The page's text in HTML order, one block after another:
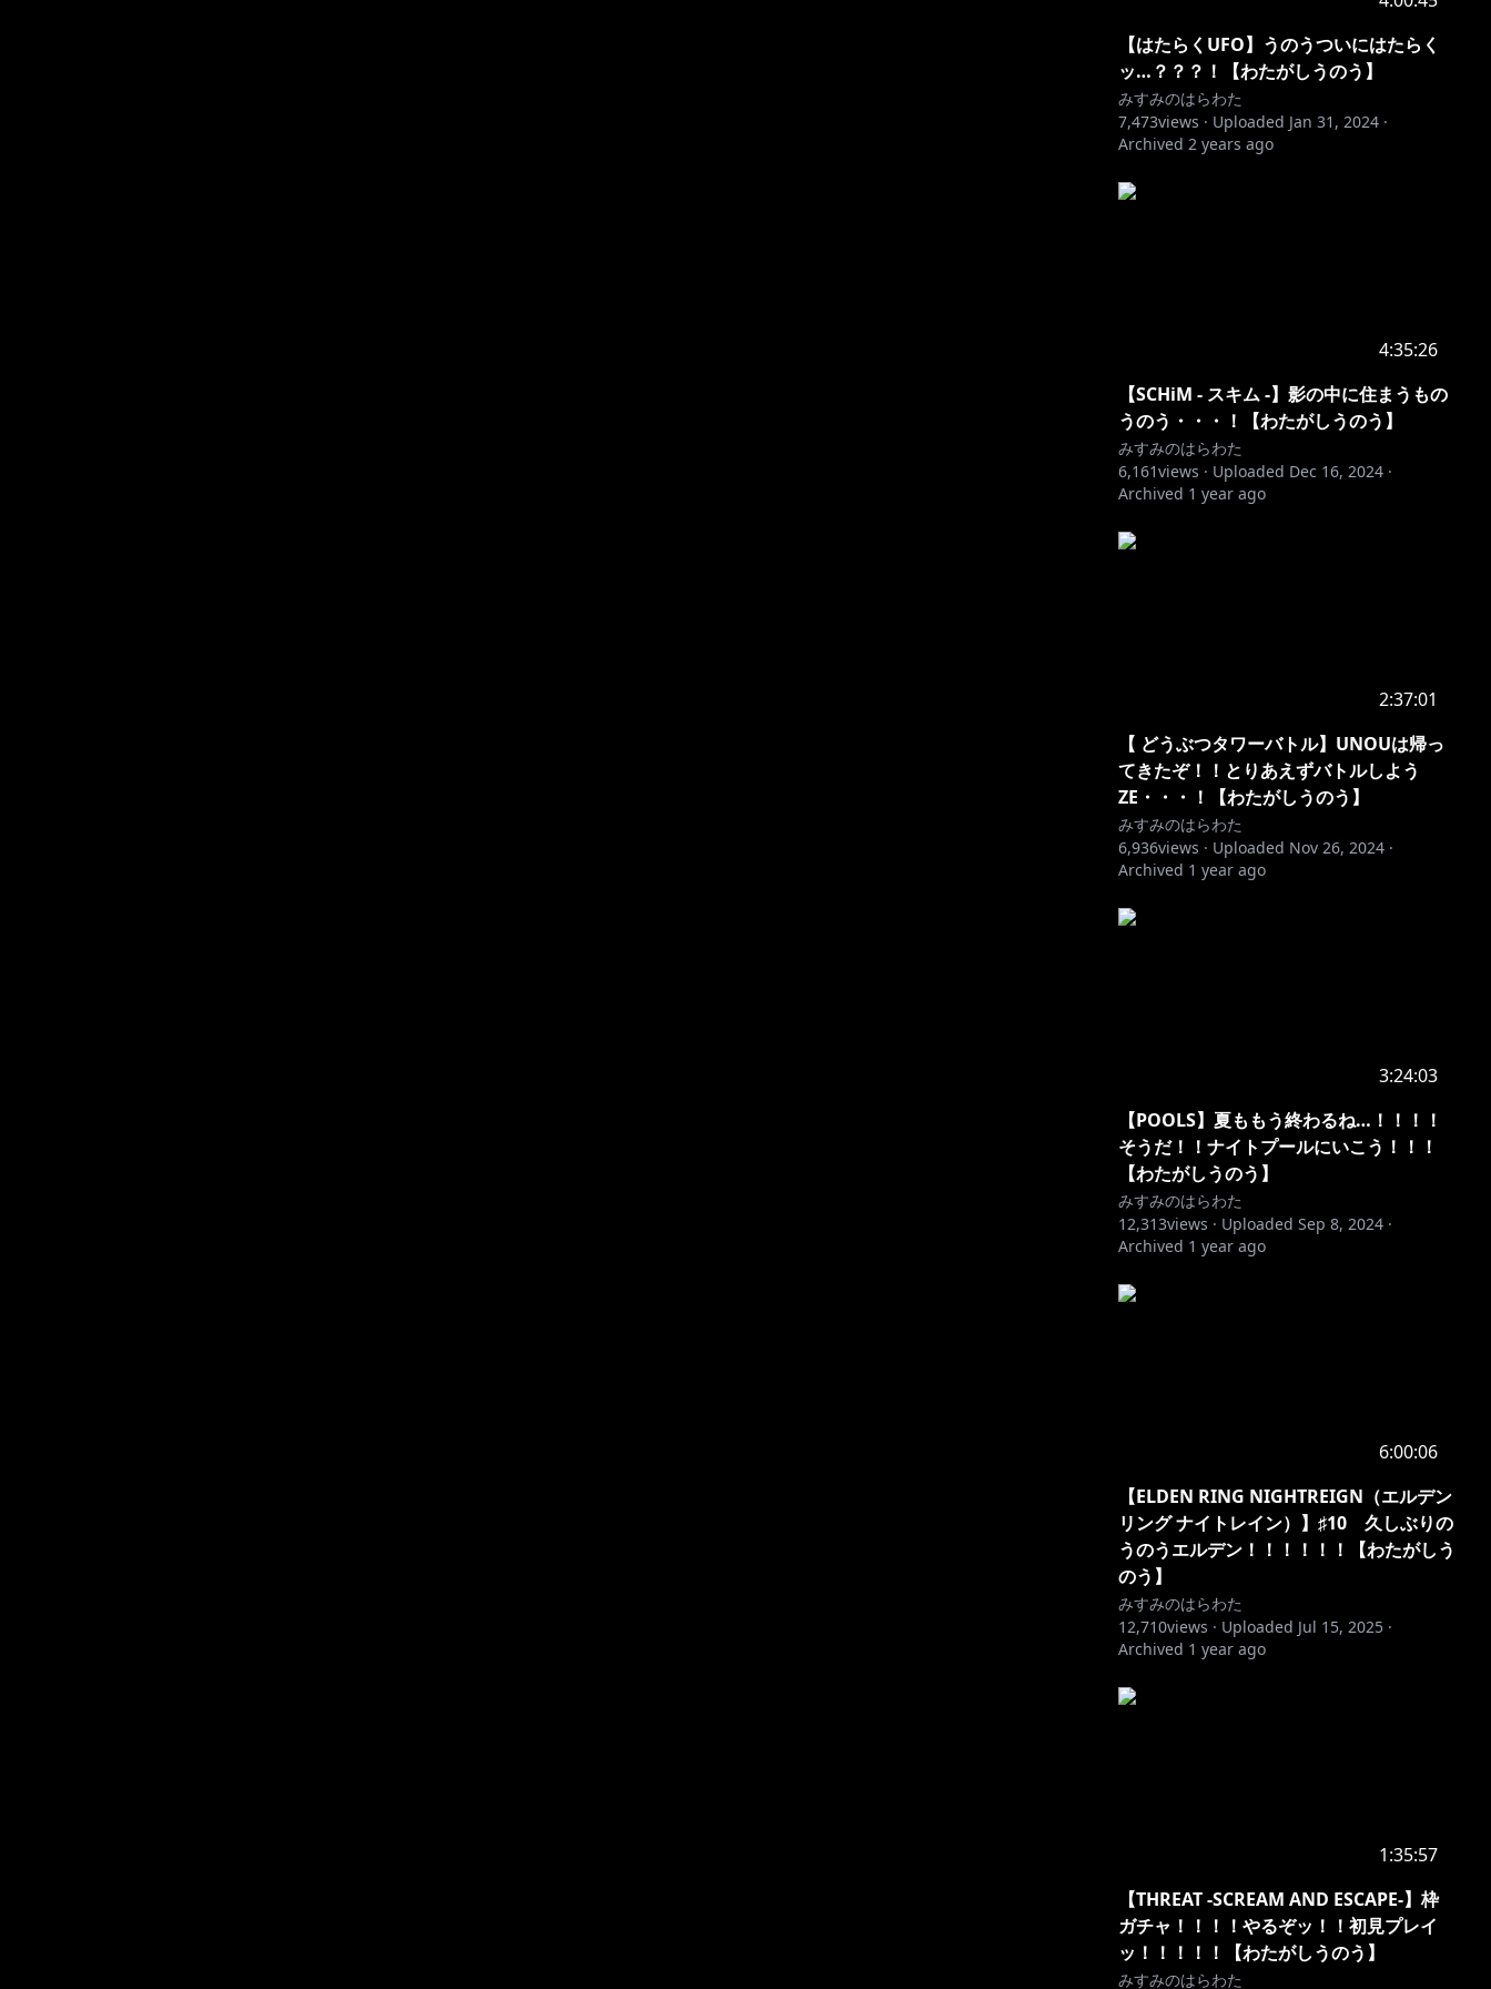
【はたらくUFO】うのうついにはたらく
ッ…？？？！【わたがしうのう】
みすみのはらわた
7,473views · Uploaded Jan 31, 2024 ·
Archived 2 years ago
4:35:26
【SCHiM - スキム -】影の中に住まうもの
うのう・・・！【わたがしうのう】
みすみのはらわた
6,161views · Uploaded Dec 16, 2024 ·
Archived 1 year ago
2:37:01
【 どうぶつタワーバトル】UNOUは帰っ
てきたぞ！！とりあえずバトルしよう
ZE・・・！【わたがしうのう】
みすみのはらわた
6,936views · Uploaded Nov 26, 2024 ·
Archived 1 year ago
3:24:03
【POOLS】夏ももう終わるね…！！！！
そうだ！！ナイトプールにいこう！！！
【わたがしうのう】
みすみのはらわた
12,313views · Uploaded Sep 8, 2024 ·
Archived 1 year ago
6:00:06
【ELDEN RING NIGHTREIGN（エルデン
リング ナイトレイン）】♯10 久しぶりの
うのうエルデン！！！！！！【わたがしう
のう】
みすみのはらわた
12,710views · Uploaded Jul 15, 2025 ·
Archived 1 year ago
1:35:57
【THREAT -SCREAM AND ESCAPE-】枠
ガチャ！！！！やるぞッ！！初見プレイ
ッ！！！！！【わたがしうのう】
みすみのはらわた